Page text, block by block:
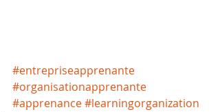
#entrepriseapprenante
#organisationapprenante
#apprenance#learningorganization